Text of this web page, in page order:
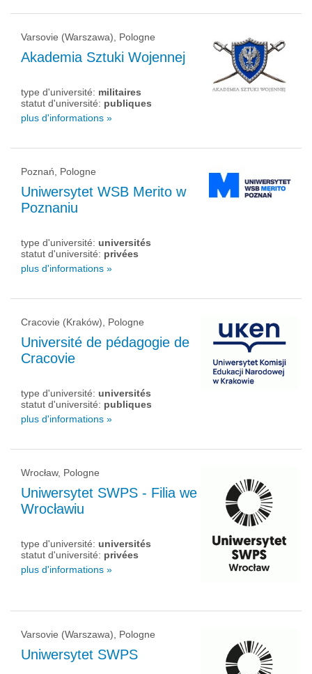
Varsovie (Warszawa), Pologne
Akademia Sztuki Wojennej
type d'université: militaires
statut d'université: publiques
plus d'informations »
Poznań, Pologne
Uniwersytet WSB Merito w
Poznaniu
type d'université: universités
statut d'université: privées
plus d'informations »
Cracovie (Kraków), Pologne
Université de pédagogie de
Cracovie
type d'université: universités
statut d'université: publiques
plus d'informations »
Wrocław, Pologne
Uniwersytet SWPS - Filia we
Wrocławiu
type d'université: universités
statut d'université: privées
plus d'informations »
Varsovie (Warszawa), Pologne
Uniwersytet SWPS